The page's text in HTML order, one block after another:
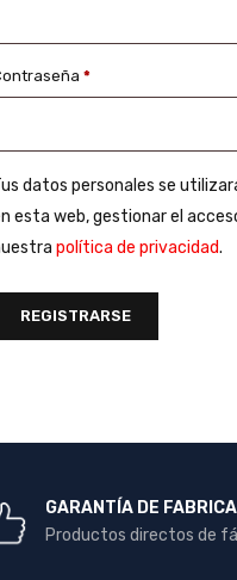
*
datos personales se
esta web, gestionar el
política de privacidad.
REGISTRARSE
GARANTÍA DE
Productos directos de